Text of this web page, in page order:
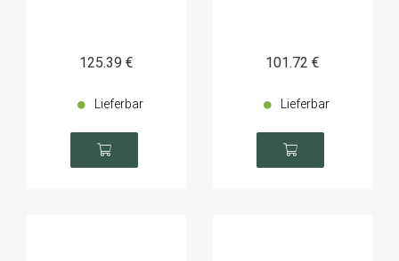
125.39 €
Lieferbar
101.72 €
Lieferbar